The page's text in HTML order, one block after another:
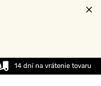
14 dní na vrátenie tovaru